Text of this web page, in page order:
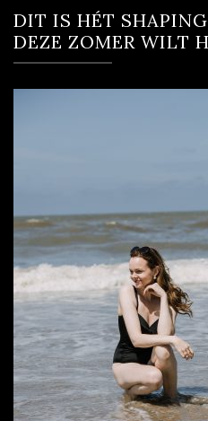
DIT IS HÉT
DEZE ZOMER WILT